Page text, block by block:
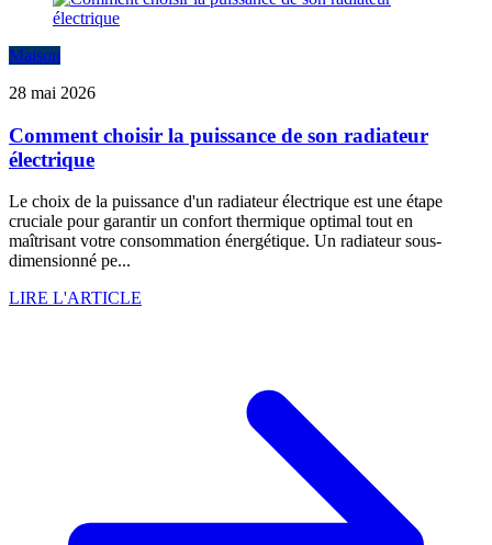
Maison
28 mai 2026
Comment choisir la puissance de son radiateur
électrique
Le choix de la puissance d'un radiateur électrique est une étape
cruciale pour garantir un confort thermique optimal tout en
maîtrisant votre consommation énergétique. Un radiateur sous-
dimensionné pe...
LIRE L'ARTICLE